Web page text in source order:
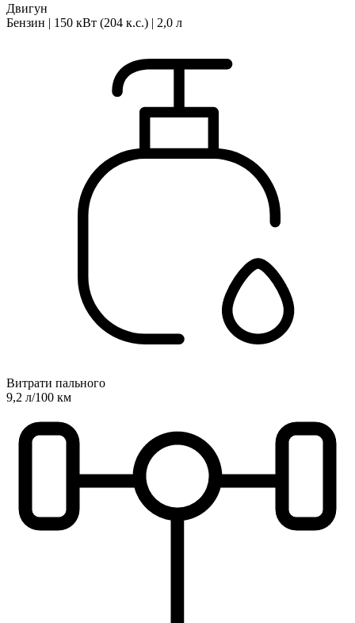
Двигун
Бензин | 150 кВт (204 к.с.) | 2,0 л
Витрати пального
9,2 л/100 км